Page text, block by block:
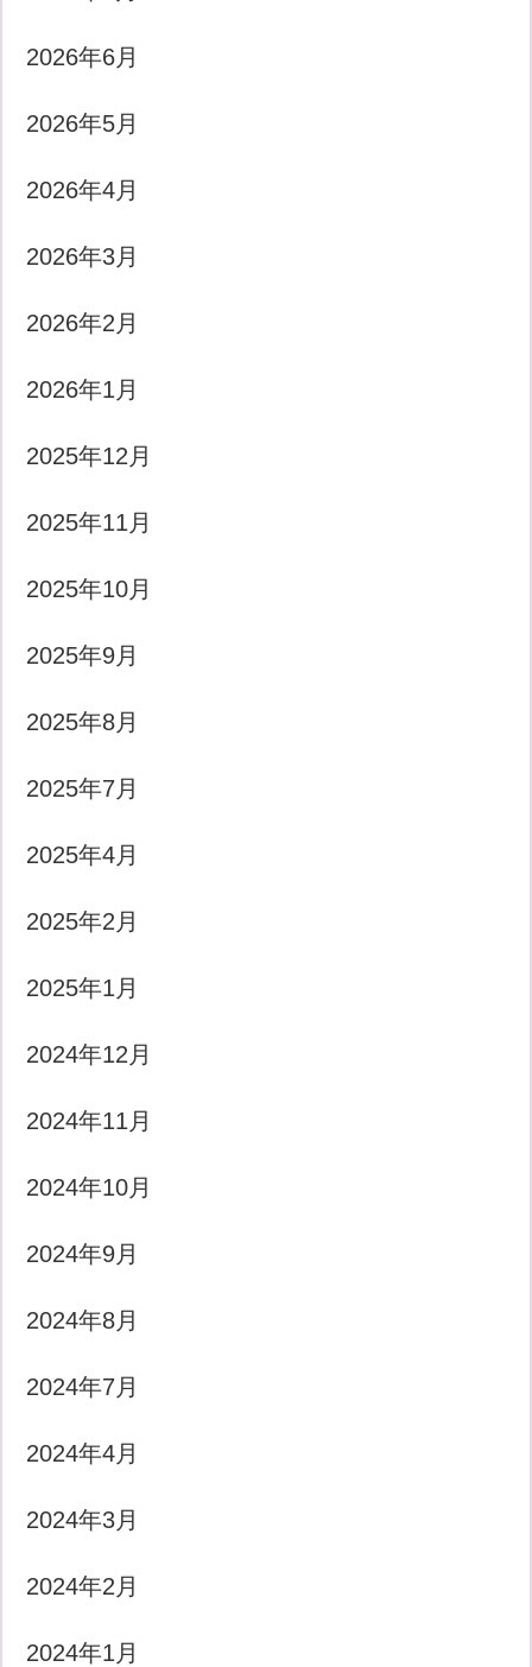
2026年6月
2026年5月
2026年4月
2026年3月
2026年2月
2026年1月
2025年12月
2025年11月
2025年10月
2025年9月
2025年8月
2025年7月
2025年4月
2025年2月
2025年1月
2024年12月
2024年11月
2024年10月
2024年9月
2024年8月
2024年7月
2024年4月
2024年3月
2024年2月
2024年1月